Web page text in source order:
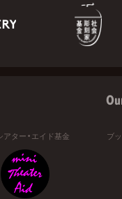
アター・エイド基金 ブ